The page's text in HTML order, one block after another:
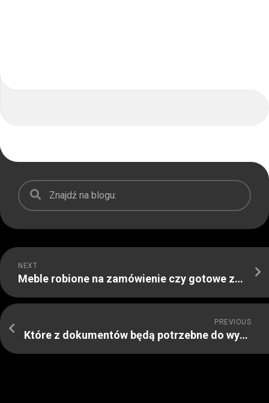
NEXT
Meble robione na zamówienie czy gotowe z katalogu – jakie wybrać
PREVIOUS
Które z dokumentów będą potrzebne do wyceny maszyn i nieruchomości